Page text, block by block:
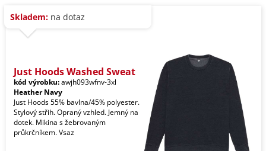
Skladem: na dotaz
Just Hoods Washed Sweat
kód výrobku:awjh093wfnv-3xl
Heather Navy
Just Hoods 55% bavlna/45% polyester.
Stylový střih. Opraný vzhled. Jemný na
dotek. Mikina s žebrovaným
průkrčníkem. Vsaz